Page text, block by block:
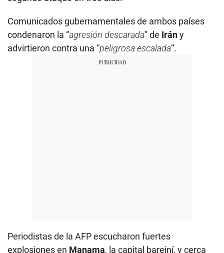
Comunicados gubernamentales de ambos países
condenaron la “agresión descarada” de Irány
advirtieron contra una “peligrosa escalada”.
Periodistas de la AFP escucharon fuertes
explosiones en Manama, la capital bareiní, y cerca